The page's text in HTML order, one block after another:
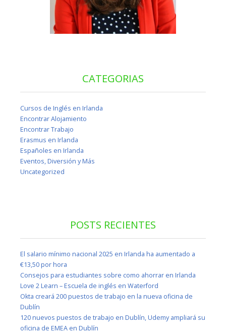
CATEGORIAS
Cursos de Inglés en Irlanda
Encontrar Alojamiento
Encontrar Trabajo
Erasmus en Irlanda
Españoles en Irlanda
Eventos, Diversión y Más
Uncategorized
POSTS RECIENTES
El salario mínimo nacional 2025 en Irlanda ha aumentado a
€13,50 por hora
Consejos para estudiantes sobre como ahorrar en Irlanda
Love 2 Learn – Escuela de inglés en Waterford
Okta creará 200 puestos de trabajo en la nueva oficina de
Dublín
120 nuevos puestos de trabajo en Dublín, Udemy ampliará su
oficina de EMEA en Dublín